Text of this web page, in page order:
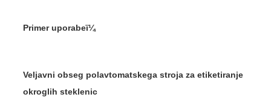
Primer uporabeï¼
Veljavni obseg polavtomatskega stroja za etiketiranje
okroglih steklenic